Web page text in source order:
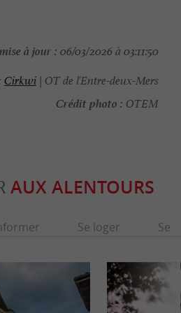
à jour : 06/03/2026 à 03:11:50
Cirkwi | OT de l'Entre-deux-Mers
Crédit photo : OTEM
AUX ALENTOURS
Se loger Se